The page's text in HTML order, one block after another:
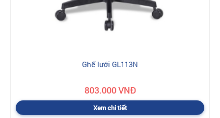
Ghế lưới GL113N
803.000 VNĐ
Xem chi tiết